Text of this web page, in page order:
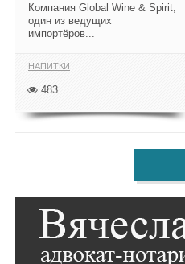
Компания Global Wine & Spirit,
один из ведущих
импортёров...
НАПИТКИ
483